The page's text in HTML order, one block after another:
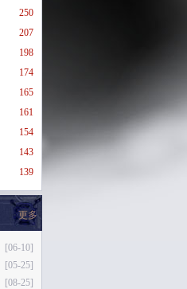
250
207
198
174
165
161
154
143
139
更多
[06-10]
[05-25]
[08-25]